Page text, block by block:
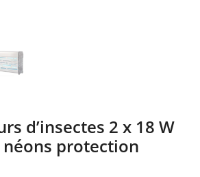
d’insectes 2 x 18 W
protection